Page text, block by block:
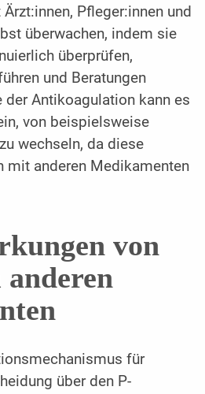
Pfleger:innen und
überwachen, indem sie
überprüfen,
und Beratungen
der Antikoagulation kann es
von beispielsweise
wechseln, da diese
mit anderen Medikamenten
von
für
über den P-